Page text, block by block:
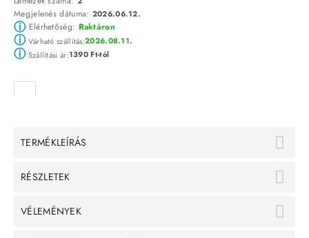
Megjelenés dátuma: 2026.06.12.
ⓘElérhetőség: Raktáron
ⓘVárható szállítás:2026.08.11.
ⓘSzállítási ár:1390 Ft-tól
TERMÉKLEÍRÁS
RÉSZLETEK
VÉLEMÉNYEK